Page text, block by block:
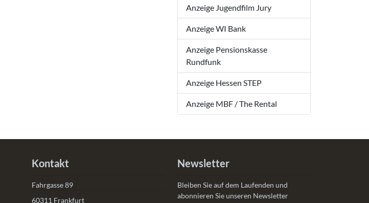
Anzeige Jugendfilm Jury
Anzeige WI Bank
Anzeige Pensionskasse
Rundfunk
Anzeige Hessen STEP
Anzeige MBF / The Rental
Kontakt
Fahrgasse 89
60311 Frankfurt
Newsletter
Bleiben Sie auf dem Laufenden und
abonnieren Sie unseren Newsletter